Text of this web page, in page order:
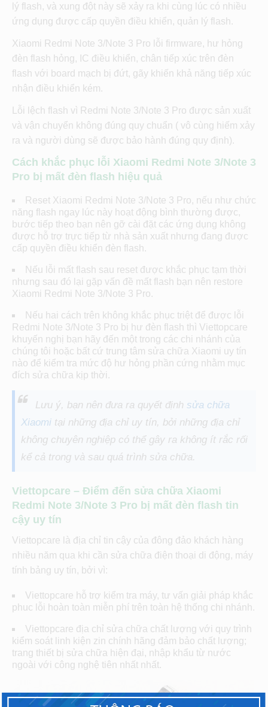
lý flash, và xung đột này sẽ xảy ra khi cùng lúc có nhiều
ứng dụng được cấp quyền điều khiển, quản lý flash.
Xiaomi Redmi Note 3/Note 3 Pro lỗi firmware, hư hỏng
đèn flash hỏng, IC điều khiển, chân tiếp xúc trên đèn
flash với board mạch bị đứt, gãy khiến khả năng tiếp xúc
nhận điều khiển kém.
Lỗi lệch flash vì Redmi Note 3/Note 3 Pro được sản xuất
và vận chuyển không đúng quy chuẩn ( vô cùng hiếm xảy
ra và người dùng sẽ được bảo hành đúng quy định).
Cách khắc phục lỗi Xiaomi Redmi Note 3/Note 3
Pro bị mất đèn flash hiệu quả
Reset Xiaomi Redmi Note 3/Note 3 Pro, nếu như chức
năng flash ngay lúc này hoạt động bình thường được,
bước tiếp theo bạn nên gỡ cài đặt các ứng dụng không
được hỗ trợ trực tiếp từ nhà sản xuất nhưng đang được
cấp quyền điều khiển đèn flash.
Nếu lỗi mất flash sau reset được khắc phục tạm thời
nhưng sau đó lại gặp vấn đề mất flash bạn nên restore
Xiaomi Redmi Note 3/Note 3 Pro.
Nếu hai cách trên không khắc phục triệt để được lỗi
Redmi Note 3/Note 3 Pro bị hư đèn flash thì Viettopcare
khuyến nghị bạn hãy đến một trong các chi nhánh của
chúng tôi hoặc bất cứ trung tâm sửa chữa Xiaomi uy tín
nào để kiểm tra mức độ hư hỏng phần cứng nhằm mục
đích sửa chữa kịp thời.
Lưu ý, bạn nên đưa ra quyết định sửa chữa
Xiaomi tại những địa chỉ uy tín, bởi những địa chỉ
không chuyên nghiệp có thể gây ra không ít rắc rối
kể cả trong và sau quá trình sửa chữa.
Viettopcare – Điểm đến sửa chữa Xiaomi
Redmi Note 3/Note 3 Pro bị mất đèn flash tin
cậy uy tín
Viettopcare là địa chỉ tin cậy của đông đảo khách hàng
nhiều năm qua khi cần sửa chữa điện thoại di động, máy
tính bảng uy tín, bởi vì:
Viettopcare hỗ trợ kiểm tra máy, tư vấn giải pháp khắc
phuc lỗi hoàn toàn miễn phí trên toàn hệ thống chi nhánh.
Viettopcare địa chỉ sửa chữa chất lượng với quy trình
kiểm soát linh kiện zin chính hãng đảm bảo chất lượng;
trang thiết bị sửa chữa hiện đại, nhập khẩu từ nước
ngoài với công nghệ tiên nhất nhất.